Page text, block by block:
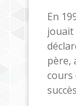
En
jouait
père,
cours